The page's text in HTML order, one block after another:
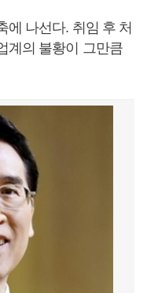
에 나선다. 취임 후 처
계의 불황이 그만큼